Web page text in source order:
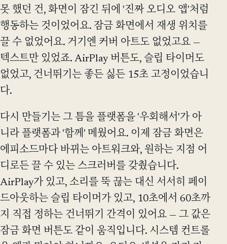
못 했던 건, 화면이 잠긴 뒤에 '진짜 오디오 앱'처럼
행동하는 것이었어요. 잠금 화면에서 재생 위치를
끌 수 없었어요. 거기엔 커버 아트도 없었고요 —
텍스트만 있었죠. AirPlay 버튼도, 슬립 타이머도
없었고, 건너뛰기는 좋든 싫든 15초 고정이었습니
다.
다시 만들기는 그 틈을 플랫폼을 '우회해서'가 아
니라 플랫폼과 '함께' 메웠어요. 이제 잠금 화면은
에피소드마다 바뀌는 아트워크와, 원하는 지점 어
디로든 끌 수 있는 스크러버를 갖췄습니다.
AirPlay가 있고, 소리를 뚝 끊는 대신 서서히 페이
드아웃하는 슬립 타이머가 있고, 10초에서 60초까
지 직접 정하는 건너뛰기 간격이 있어요 — 그 값은
잠금 화면 버튼도 같이 움직입니다. 시스템 컨트롤